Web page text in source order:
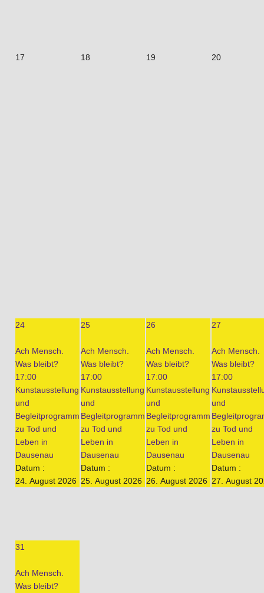
17 18 19 20
24
Ach Mensch.
Was bleibt?
17:00
Kunstausstellung
und
Begleitprogramm
zu Tod und
Leben in
Dausenau
Datum :
24. August 2026
25
Ach Mensch.
Was bleibt?
17:00
Kunstausstellung
und
Begleitprogramm
zu Tod und
Leben in
Dausenau
Datum :
25. August 2026
26
Ach Mensch.
Was bleibt?
17:00
Kunstausstellung
und
Begleitprogramm
zu Tod und
Leben in
Dausenau
Datum :
26. August 2026
27
Ach Mensch.
Was bleibt?
17:00
und
zu Tod und
Leben in
Dausenau
Datum :
27. August
31
Ach Mensch.
Was bleibt?